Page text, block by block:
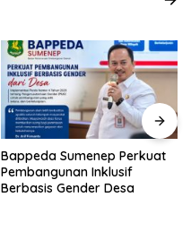
Bappeda Sumenep Perkuat
Pembangunan Inklusif
Berbasis Gender Desa